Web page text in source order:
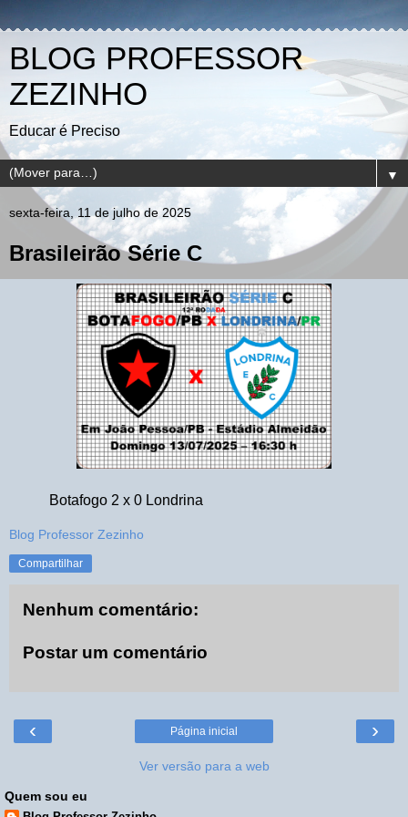
BLOG PROFESSOR
ZEZINHO
Educar é Preciso
▼
sexta-feira, 11 de julho de 2025
Brasileirão Série C
Botafogo 2 x 0 Londrina
Blog Professor Zezinho
Compartilhar
Nenhum comentário:
Postar um comentário
‹ ›
Página inicial
Ver versão para a web
Quem sou eu